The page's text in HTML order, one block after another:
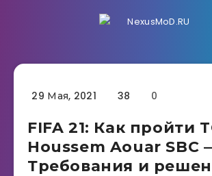
29 Мая, 2021 38 0
FIFA 21: Как пройти
Houssem Aouar SBC
Требования и